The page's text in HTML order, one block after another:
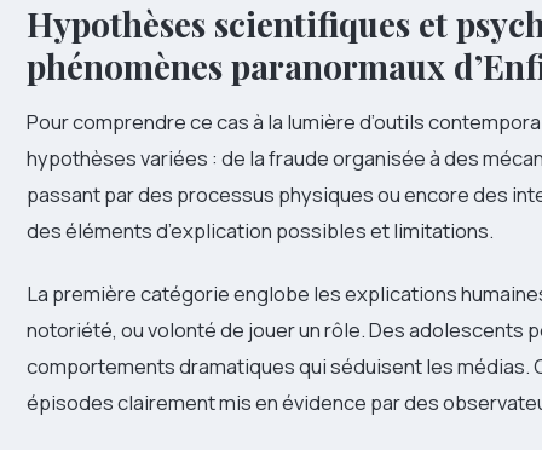
Hypothèses scientifiques et
phénomènes paranormaux d’
Pour comprendre ce cas à la lumière d’outils
hypothèses variées : de la fraude organisée à des
passant par des processus physiques ou encore des
des éléments d’explication possibles et limitations.
La première catégorie englobe les explications
notoriété, ou volonté de jouer un rôle. Des adolescents
comportements dramatiques qui séduisent les
épisodes clairement mis en évidence par des